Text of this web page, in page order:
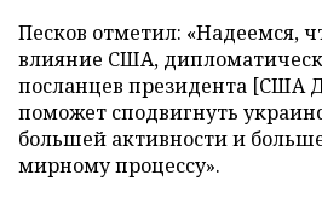
Песков отметил: «Надеемся,
влияние США,
посланцев президента [США
поможет сподвигнуть
большей активности и
мирному процессу».